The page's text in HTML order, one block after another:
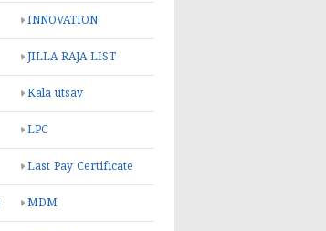
INNOVATION
JILLA RAJA LIST
Kala utsav
LPC
Last Pay Certificate
MDM